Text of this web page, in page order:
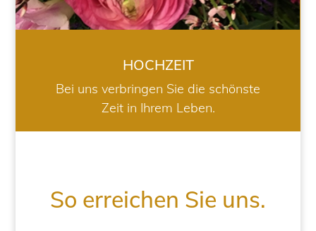
HOCHZEIT
Bei uns verbringen Sie die schönste
Zeit in Ihrem Leben.
So erreichen Sie uns.